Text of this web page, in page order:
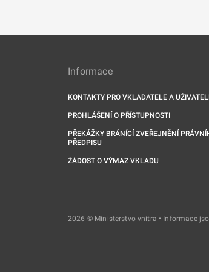
Informace
KONTAKTY PRO VKLADATELE A
PROHLÁŠENÍ O PŘÍSTUPNOSTI
PŘEKÁŽKY BRÁNÍCÍ ZVEŘEJNĚNÍ
PŘEDPISU
ŽÁDOST O VÝMAZ VKLADU
2026 © Ministerstvo vnitra • Informace